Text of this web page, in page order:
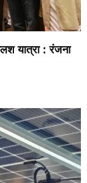
यात्रा : रंजना